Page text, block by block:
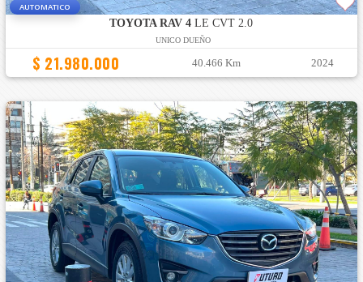
AUTOMATICO
TOYOTA RAV 4 LE CVT 2.0
UNICO DUEÑO
$ 21.980.000 40.466 Km 2024